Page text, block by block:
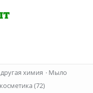
химия · Мыло
(72)